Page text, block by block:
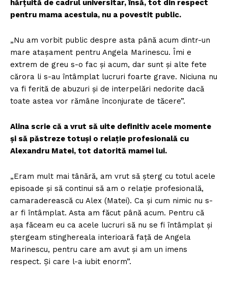
FREEDOM HOUSE ROMÂNIA
PRESShub
Despre noi / Echipa
Proiecte editoriale
Contact
hărțuită de cadrul universitar, însă, tot din respect
pentru mama acestuia, nu a povestit public.
„Nu am vorbit public despre asta până acum dintr-un
mare atașament pentru Angela Marinescu. Îmi e
extrem de greu s-o fac și acum, dar sunt și alte fete
cărora li s-au întâmplat lucruri foarte grave. Niciuna nu
va fi ferită de abuzuri și de interpelări nedorite dacă
toate astea vor rămâne înconjurate de tăcere”.
Alina scrie că a vrut să uite definitiv acele momente
și să păstreze totuși o relație profesională cu
Alexandru Matei, tot datorită mamei lui.
„Eram mult mai tânără, am vrut să șterg cu totul acele
episoade și să continui să am o relație profesională,
camaraderească cu Alex (Matei). Ca și cum nimic nu s-
ar fi întâmplat. Asta am făcut până acum. Pentru că
așa făceam eu ca acele lucruri să nu se fi întâmplat și
ștergeam stinghereala interioară față de Angela
Marinescu, pentru care am avut și am un imens
respect. Și care l-a iubit enorm”.